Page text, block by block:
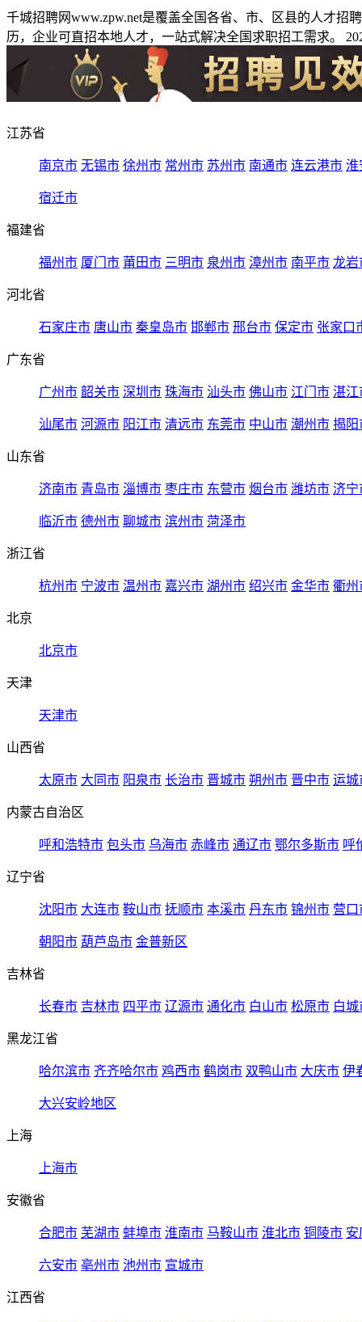
千城招聘网www.zpw.net是覆盖全国各省、市、区县的人才
历，企业可直招本地人才，一站式解决全国求职招工需求。
江苏省
南京市 无锡市 徐州市 常州市 苏州市 南通市 连云港市 淮
宿迁市
福建省
福州市 厦门市 莆田市 三明市 泉州市 漳州市 南平市 龙岩
河北省
石家庄市 唐山市 秦皇岛市 邯郸市 邢台市 保定市 张家口
广东省
广州市 韶关市 深圳市 珠海市 汕头市 佛山市 江门市 湛江
汕尾市 河源市 阳江市 清远市 东莞市 中山市 潮州市 揭阳
山东省
济南市 青岛市 淄博市 枣庄市 东营市 烟台市 潍坊市 济宁
临沂市 德州市 聊城市 滨州市 菏泽市
浙江省
杭州市 宁波市 温州市 嘉兴市 湖州市 绍兴市 金华市 衢州
北京
北京市
天津
天津市
山西省
太原市 大同市 阳泉市 长治市 晋城市 朔州市 晋中市 运城
内蒙古自治区
呼和浩特市 包头市 乌海市 赤峰市 通辽市 鄂尔多斯市 呼
辽宁省
沈阳市 大连市 鞍山市 抚顺市 本溪市 丹东市 锦州市 营口
朝阳市 葫芦岛市 金普新区
吉林省
长春市 吉林市 四平市 辽源市 通化市 白山市 松原市 白城
黑龙江省
哈尔滨市 齐齐哈尔市 鸡西市 鹤岗市 双鸭山市 大庆市 伊
大兴安岭地区
上海
上海市
安徽省
合肥市 芜湖市 蚌埠市 淮南市 马鞍山市 淮北市 铜陵市 安
六安市 亳州市 池州市 宣城市
江西省